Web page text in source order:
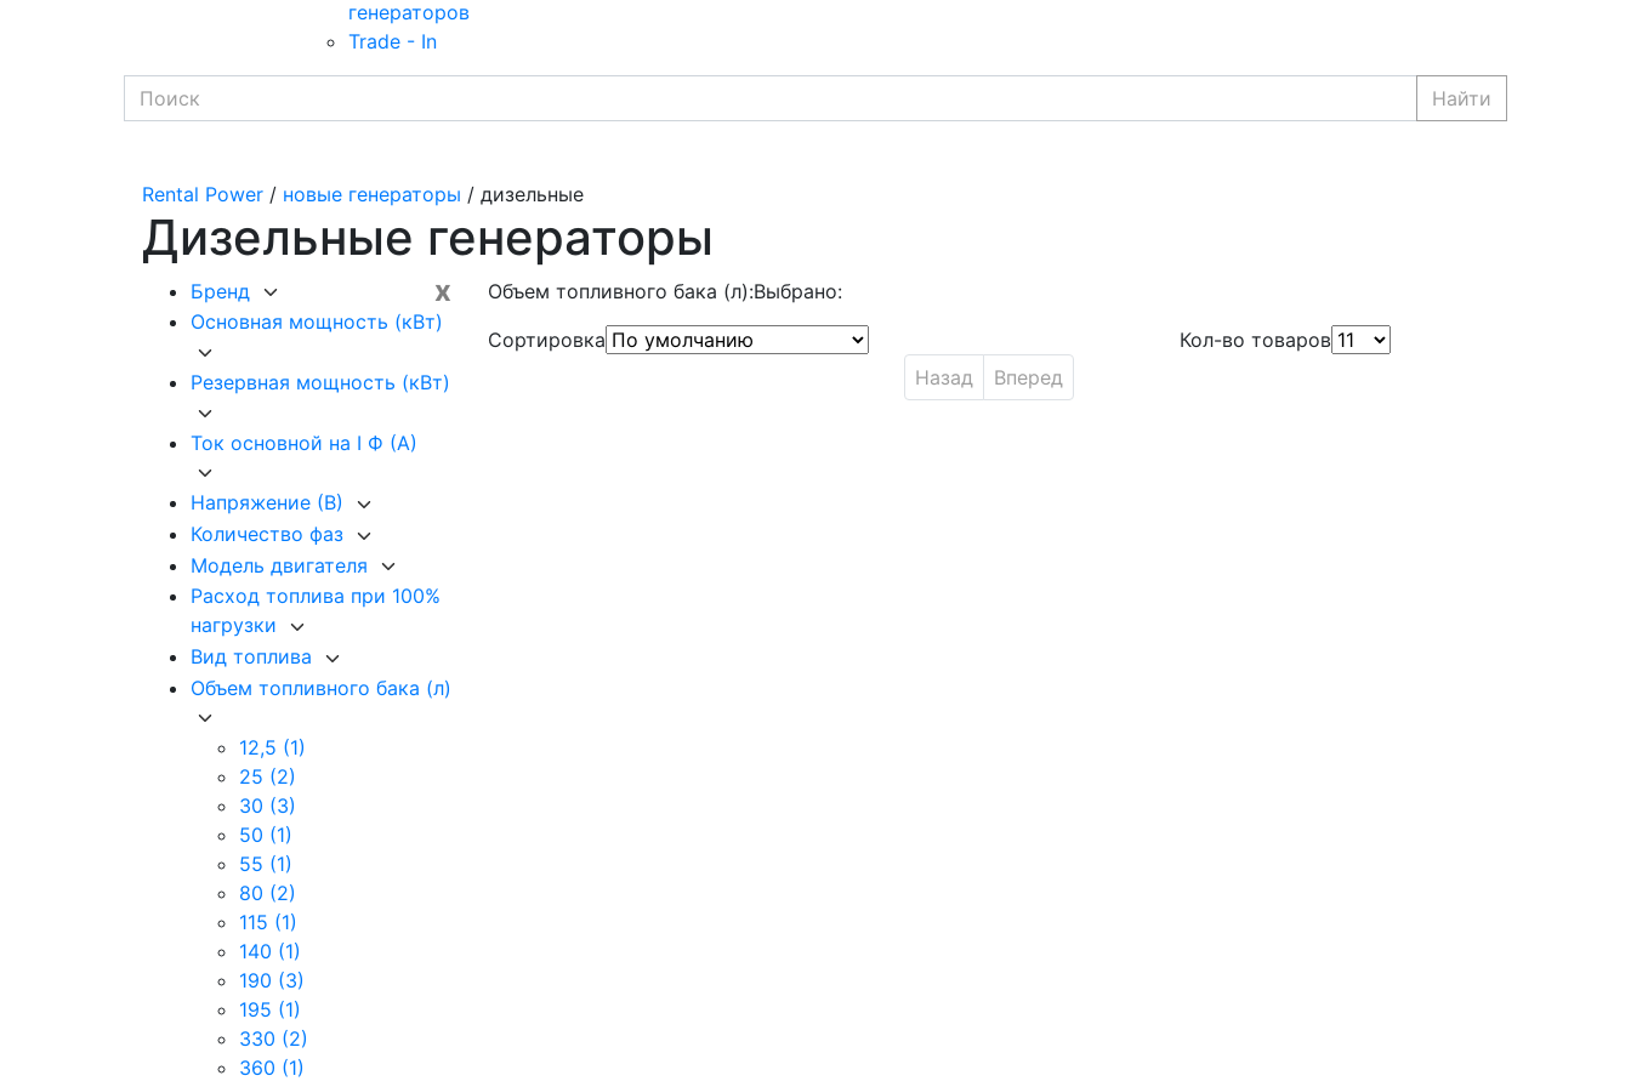
генераторов
Trade - In
Найти
Rental Power / новые генераторы / дизельные
Дизельные генераторы
x
Бренд
Основная мощность (кВт)
Резервная мощность (кВт)
Ток основной на I Ф (А)
Напряжение (В)
Количество фаз
Модель двигателя
Расход топлива при 100%
нагрузки
Вид топлива
Объем топливного бака (л)
12,5 (1)
25 (2)
30 (3)
50 (1)
55 (1)
80 (2)
115 (1)
140 (1)
190 (3)
195 (1)
330 (2)
360 (1)
Объем топливного бака (л):Выбрано:
Сортировка
Кол-во товаров
Назад
Вперед